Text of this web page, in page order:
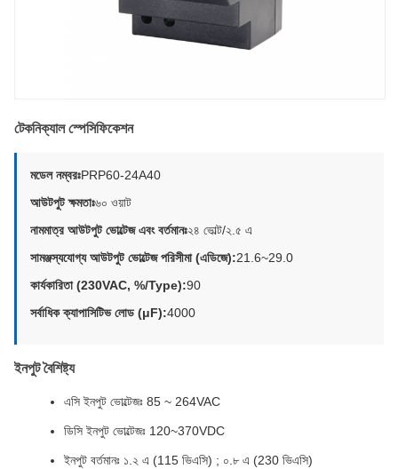
টেকনিক্যাল স্পেসিফিকেশন
মডেল নম্বরঃPRP60-24A40
আউটপুট ক্ষমতাঃ৬০ ওয়াট
নামমাত্র আউটপুট ভোল্টেজ এবং বর্তমানঃ২৪ ভোল্ট/২.৫ এ
সামঞ্জস্যযোগ্য আউটপুট ভোল্টেজ পরিসীমা (এডিজে):21.6~29.0
কার্যকারিতা (230VAC, %/Type):90
সর্বাধিক ক্যাপাসিটিভ লোড (μF):4000
ইনপুট বৈশিষ্ট্য
এসি ইনপুট ভোল্টেজঃ 85 ~ 264VAC
ডিসি ইনপুট ভোল্টেজঃ 120~370VDC
ইনপুট বর্তমানঃ ১.২ এ (115 ভিএসি) ; ০.৮ এ (230 ভিএসি)